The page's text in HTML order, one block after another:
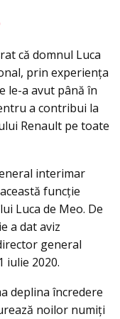
că domnul Luca
prin experiența
le-a avut până în
a contribui la
Renault pe toate
interimar
funcție
Luca de Meo. De
a dat aviz
general
iulie 2020.
deplina încredere
noilor numiți